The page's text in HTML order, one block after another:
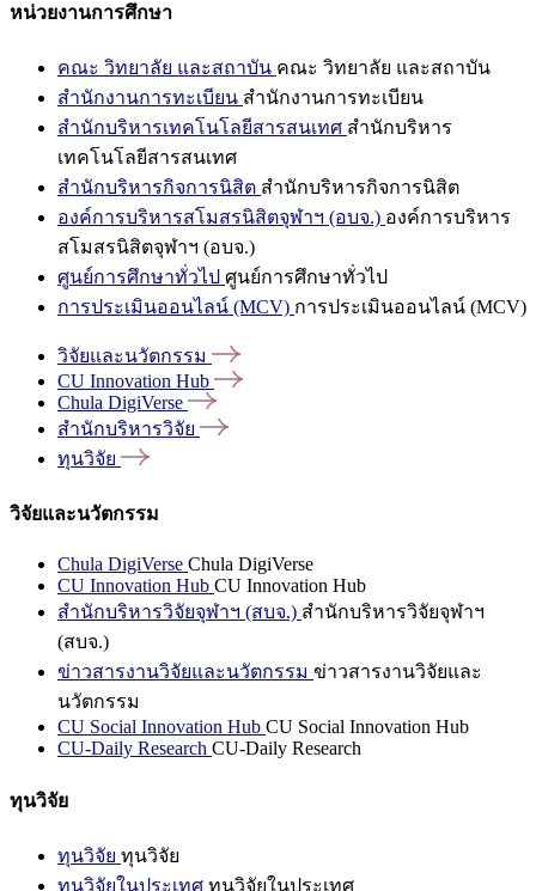
หน่วยงานการศึกษา
คณะ วิทยาลัย และสถาบัน คณะ วิทยาลัย และสถาบัน
สำนักงานการทะเบียน สำนักงานการทะเบียน
สำนักบริหารเทคโนโลยีสารสนเทศ สำนักบริหาร
เทคโนโลยีสารสนเทศ
สำนักบริหารกิจการนิสิต สำนักบริหารกิจการนิสิต
องค์การบริหารสโมสรนิสิตจุฬาฯ (อบจ.) องค์การบริหาร
สโมสรนิสิตจุฬาฯ (อบจ.)
ศูนย์การศึกษาทั่วไป ศูนย์การศึกษาทั่วไป
การประเมินออนไลน์ (MCV) การประเมินออนไลน์ (MCV)
วิจัยและนวัตกรรม
CU Innovation Hub
Chula DigiVerse
สำนักบริหารวิจัย
ทุนวิจัย
วิจัยและนวัตกรรม
Chula DigiVerse Chula DigiVerse
CU Innovation Hub CU Innovation Hub
สำนักบริหารวิจัยจุฬาฯ (สบจ.) สำนักบริหารวิจัยจุฬาฯ
(สบจ.)
ข่าวสารงานวิจัยและนวัตกรรม ข่าวสารงานวิจัยและ
นวัตกรรม
CU Social Innovation Hub CU Social Innovation Hub
CU-Daily Research CU-Daily Research
ทุนวิจัย
ทุนวิจัย ทุนวิจัย
ทุนวิจัยในประเทศ ทุนวิจัยในประเทศ